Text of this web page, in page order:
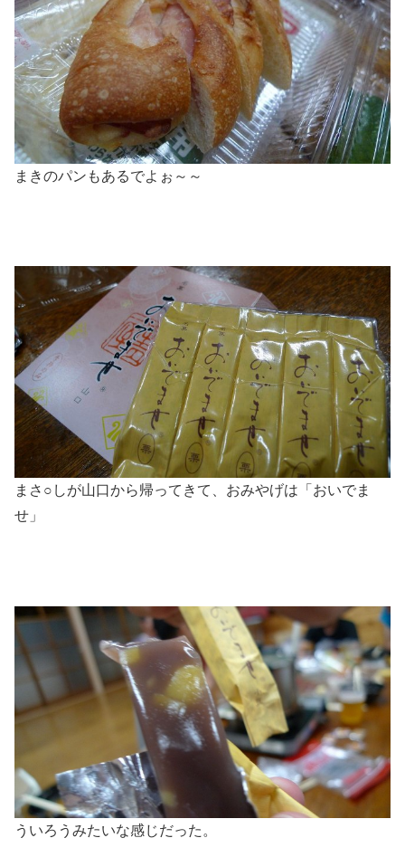
まきのパンもあるでよぉ～～
まさ○しが山口から帰ってきて、おみやげは「おいでま
せ」
ういろうみたいな感じだった。